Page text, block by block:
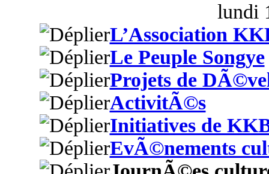
lundi
L’Association
Le Peuple Songye
Projets de
ActivitÃ©s
Initiatives de
EvÃ©nements